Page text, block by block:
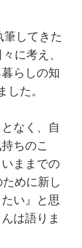
筆してきた
に考え、
らしの知
た。
なく、自
ちのこ
ままでの
めに新し
い』と思
は語りま